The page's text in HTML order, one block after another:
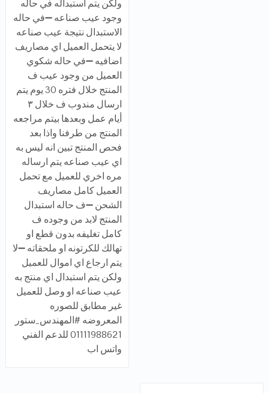
ولكن يتم استبداله في حاله
وجود عيب صناعه ➖في حاله
الاستبدال نتيجة عيب صناعه
لا يتحمل العميل اي مصاريف
اضافيه ➖في حاله شكوي
العميل من وجود عيب ف
المنتج خلال فتره 30 يوم يتم
ارسال مندوب ف خلال ٣
أيام عمل وبعدها بيتم مراجعه
المنتج من طرفنا واذا بعد
فحص المنتج تبين انه ليس به
اي عيب صناعه يتم ارساله
مره اخري للعميل مع تحمل
العميل كامل مصاريف
الشحن ➖ف حاله استبدال
المنتج لابد من وجوده ف
كامل تغليفه بدون قطع او
تهالك للكرتونه او ملحقاته ➖لا
يتم ارجاع اي اموال للعميل
ولكن يتم استبدال اي منتج به
عيب صناعه او وصل للعميل
غير مطابق للصوره
المعروضه #المهندس_ستور
01111988621 للدعم الفني
واتس اب